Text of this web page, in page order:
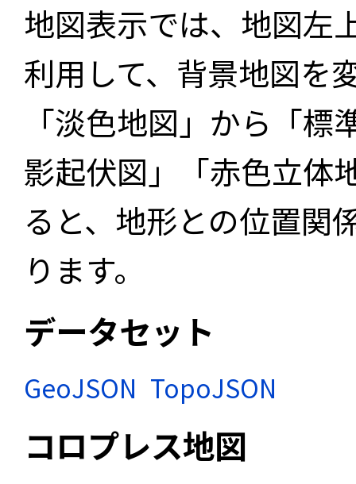
地図表示では、地図左
利用して、背景地図を
「淡色地図」から「
影起伏図」「赤色立体
ると、地形との位置関
ります。
データセット
GeoJSON TopoJSON
コロプレス地図